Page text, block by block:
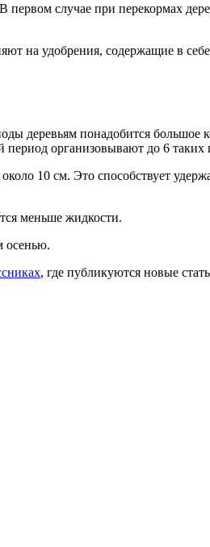
случае при перекормах
на удобрения, содержащие в
деревьям понадобится
период организовывают до 6 таких
10 см. Это способствует
меньше жидкости.
осенью.
, где публикуются новые